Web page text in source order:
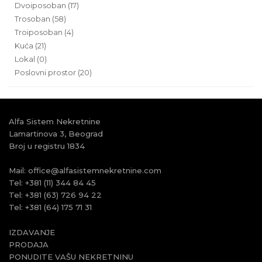
Dvoiposoban (17)
Trosoban (58)
Troiposoban (4)
Kuća (21)
Lokal (0)
Poslovni prostor (20)
Alfa Sistem Nekretnine
Lamartinova 3, Beograd
Broj u registru 1834
Mail: office@alfasistemnekretnine.com
Tel: +381 (11) 344 84 45
Tel: +381 (63) 726 94 22
Tel: +381 (64) 175 71 31
IZDAVANJE
PRODAJA
PONUDITE VAŠU NEKRETNINU